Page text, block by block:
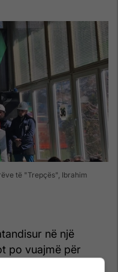
të "Trepçës", Ibrahim
në një
po vuajmë për
janë thjeshtë